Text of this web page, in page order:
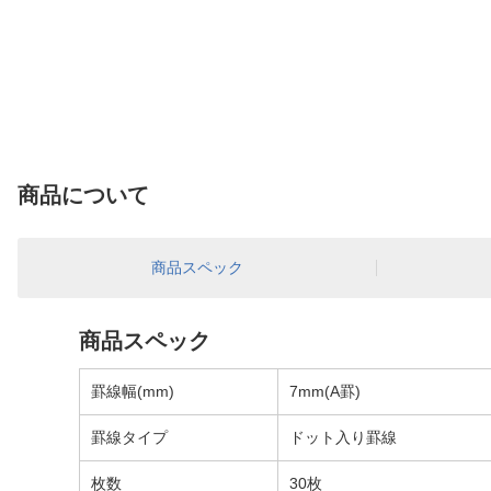
商品について
商品スペック
商品スペック
罫線幅(mm) 7mm(A罫)
罫線タイプ ドット入り罫線
枚数 30枚